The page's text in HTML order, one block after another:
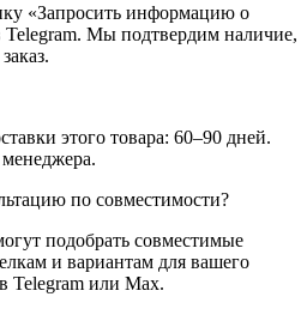
«Запросить информацию о
Мы подтвердим наличие,
этого товара: 60–90 дней.
по совместимости?
подобрать совместимые
и вариантам для вашего
Telegram или Max.